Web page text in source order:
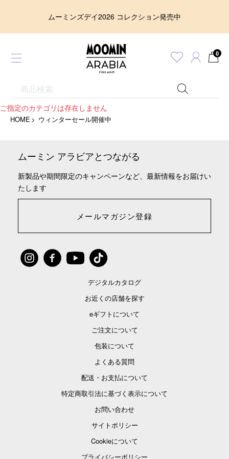
ムーミンズデイ2026 コレクション発売中
0
ご指定のカテゴリは存在しません
HOME ウィンターセール開催中
ムーミン アラビアとつながる
新製品や期間限定のキャンペーンなど、最新情報をお届けい
たします
メールマガジン登録
デジタルカタログ
お近くの店舗を探す
eギフトについて
ご注文について
包装について
よくある質問
配送・お支払について
特定商取引法に基づく表示について
お問い合わせ
サイトポリシー
Cookieについて
プライバシーポリシー